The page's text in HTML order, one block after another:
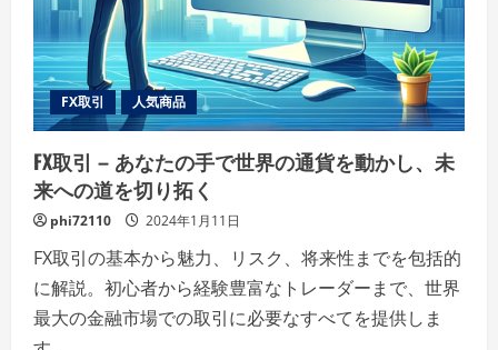
細
を
ご
覧
く
だ
さ
い
FX取引 人気商品
FX取引 – あなたの手で世界の通貨を動かし、未
来への道を切り拓く
phi72110 2024年1月11日
FX取引の基本から魅力、リスク、将来性までを包括的
に解説。初心者から経験豊富なトレーダーまで、世界
最大の金融市場での取引に必要なすべてを提供しま